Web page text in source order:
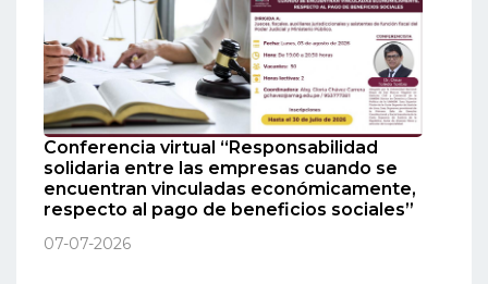
Conferencia virtual “Responsabilidad
solidaria entre las empresas cuando se
encuentran vinculadas económicamente,
respecto al pago de beneficios sociales”
07-07-2026